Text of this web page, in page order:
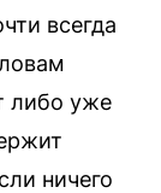
всегда
либо уже
ничего